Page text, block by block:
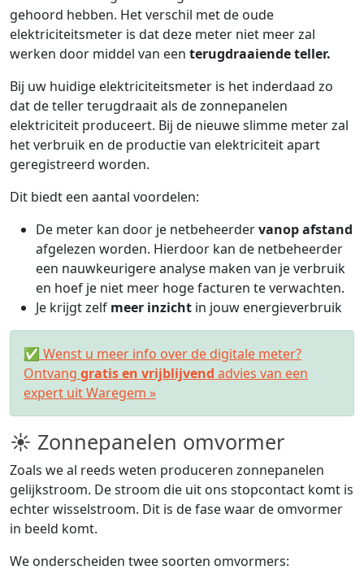
gehoord hebben. Het verschil met de oude
elektriciteitsmeter is dat deze meter niet meer zal
werken door middel van een terugdraaiende teller.
Bij uw huidige elektriciteitsmeter is het inderdaad zo
dat de teller terugdraait als de zonnepanelen
elektriciteit produceert. Bij de nieuwe slimme meter zal
het verbruik en de productie van elektriciteit apart
geregistreerd worden.
Dit biedt een aantal voordelen:
De meter kan door je netbeheerdervanop afstand
afgelezen worden. Hierdoor kan de netbeheerder
een nauwkeurigere analyse maken van je verbruik
en hoef je niet meer hoge facturen te verwachten.
Je krijgt zelf meer inzicht in jouw energieverbruik
✅ Wenst u meer info over de digitale meter?
Ontvang gratis en vrijblijvend advies van een
expert uit Waregem »
☀ Zonnepanelen omvormer
Zoals we al reeds weten produceren zonnepanelen
gelijkstroom. De stroom die uit ons stopcontact komt is
echter wisselstroom. Dit is de fase waar de omvormer
in beeld komt.
We onderscheiden twee soorten omvormers: